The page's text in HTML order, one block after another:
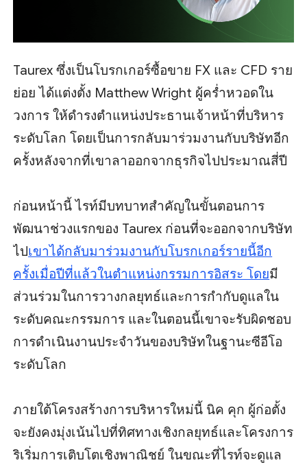
Taurex ซึ่งเป็นโบรกเกอร์ซื้อขาย FX และ CFD ราย
ย่อย ได้แต่งตั้ง Matthew Wright ผู้คร่ำหวอดใน
วงการ ให้ดำรงตำแหน่งประธานเจ้าหน้าที่บริหาร
ระดับโลก โดยเป็นการกลับมาร่วมงานกับบริษัทอีก
ครั้งหลังจากที่เขาลาออกจากธุรกิจไปประมาณสี่ปี
ก่อนหน้านี้ ไรท์มีบทบาทสำคัญในขั้นตอนการ
พัฒนาช่วงแรกของ Taurex ก่อนที่จะออกจากบริษัท
ไปเขาได้กลับมาร่วมงานกับโบรกเกอร์รายนี้อีก
ครั้งเมื่อปีที่แล้วในตำแหน่งกรรมการอิสระ โดยมี
ส่วนร่วมในการวางกลยุทธ์และการกำกับดูแลใน
ระดับคณะกรรมการ และในตอนนี้เขาจะรับผิดชอบ
การดำเนินงานประจำวันของบริษัทในฐานะซีอีโอ
ระดับโลก
ภายใต้โครงสร้างการบริหารใหม่นี้ นิค คุก ผู้ก่อตั้ง
จะยังคงมุ่งเน้นไปที่ทิศทางเชิงกลยุทธ์และโครงการ
ริเริ่มการเติบโตเชิงพาณิชย์ ในขณะที่ไรท์จะดูแล